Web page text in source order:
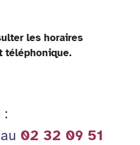
les horaires
téléphonique.
:
02 32 09 51